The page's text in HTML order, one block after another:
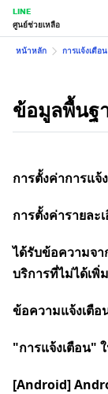
LINE
ศูนย์ช่วยเหลือ
หน้าหลัก การแจ้งเตือน
ข้อมูลพื้นฐ
การตั้งค่าการแ
การตั้งค่ารายละ
ได้รับข้อความจ
บริการที่ไม่ได้เพิ่
ข้อความแจ้งเตือ
"การแจ้งเตือน"
[Android]